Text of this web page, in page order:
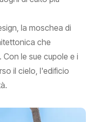
la moschea di
che
le sue cupole e i
il cielo, l'edificio